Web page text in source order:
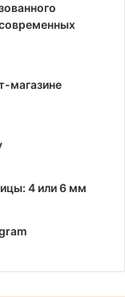
магазине
4 или 6 мм